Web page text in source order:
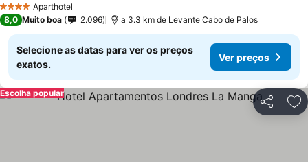
4 EstrelasAparthotel
8,0 Muito boa 2.096 a 3.3 km de Levante Cabo de Palos
Selecione as datas para ver os preços
exatos.
Ver preços
Partilhar
Escolha popular